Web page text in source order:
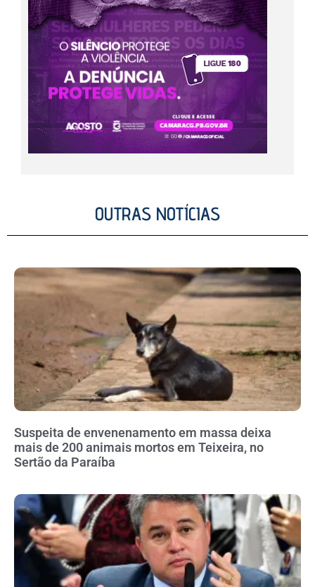
OUTRAS NOTÍCIAS
Suspeita de envenenamento em massa deixa
mais de 200 animais mortos em Teixeira, no
Sertão da Paraíba